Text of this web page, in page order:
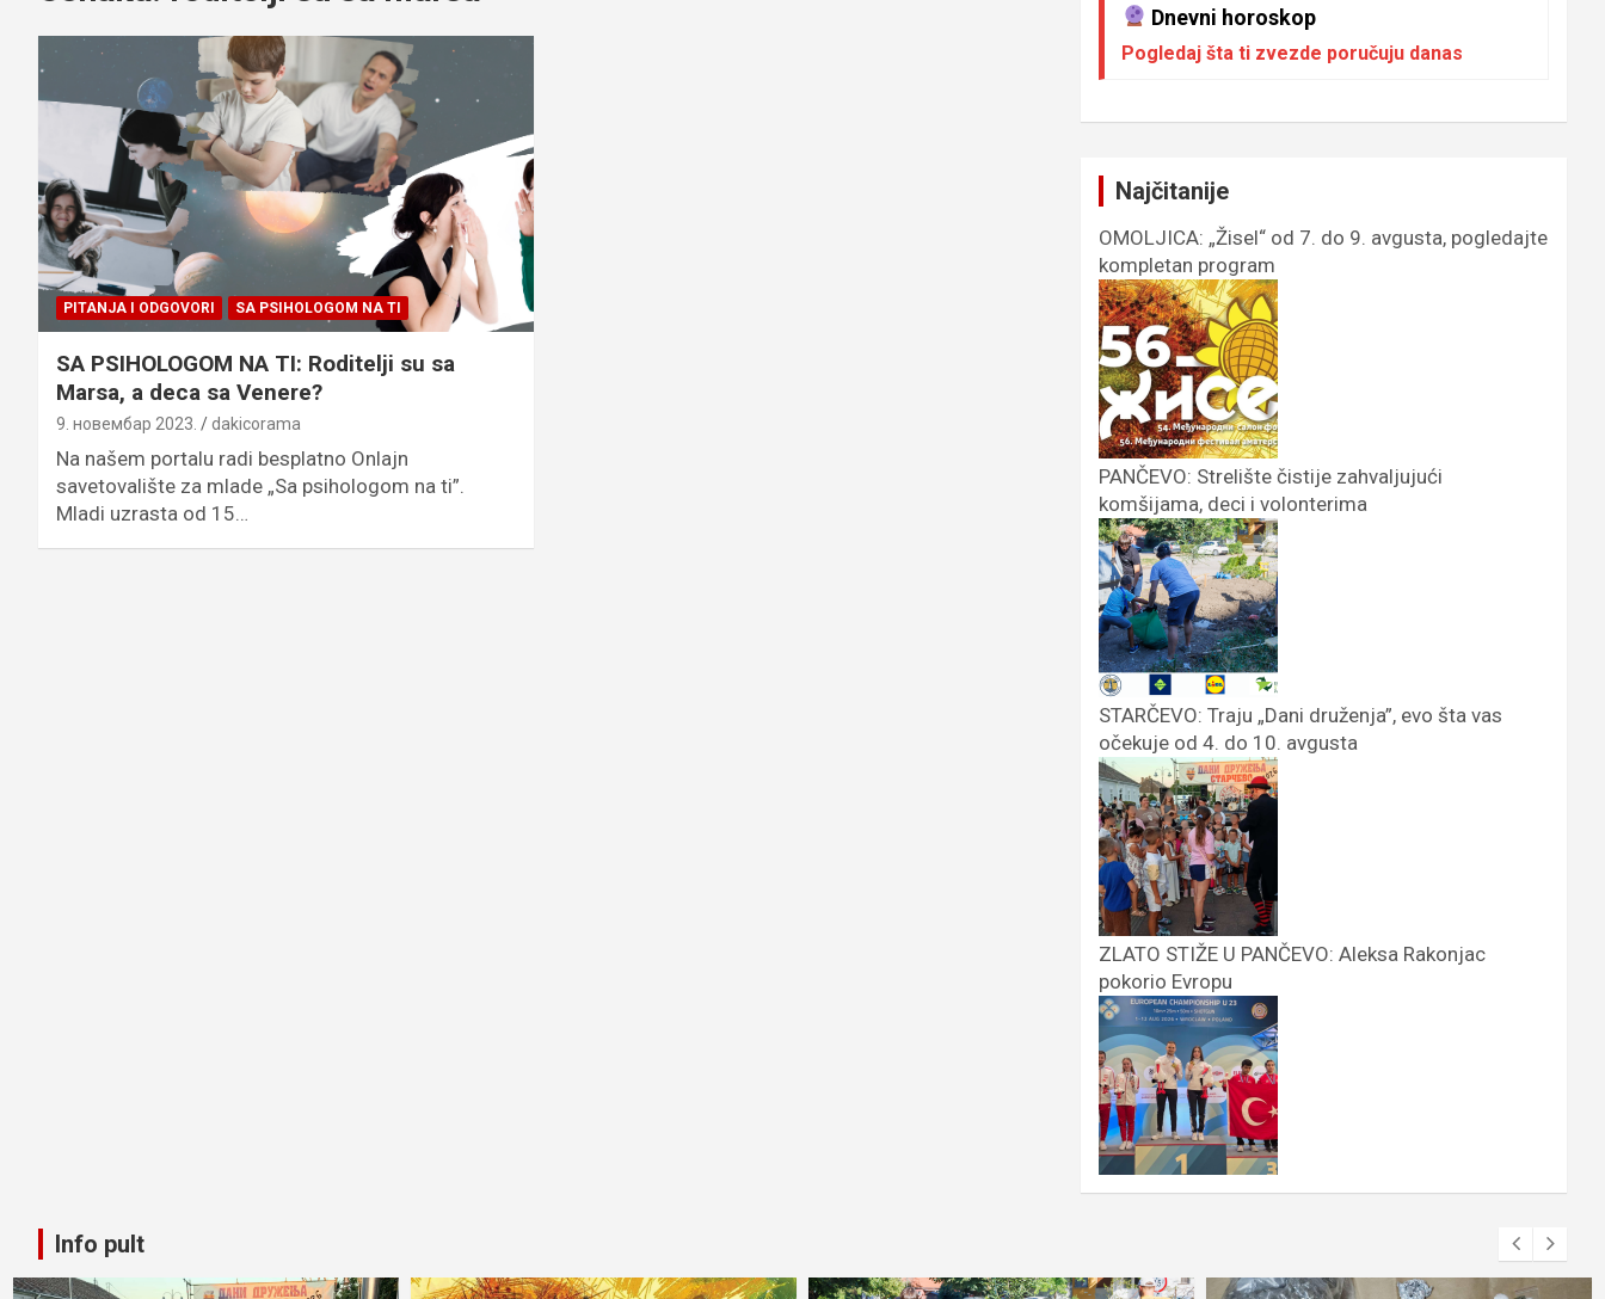
PITANJA I ODGOVORI SA PSIHOLOGOM NA TI
SA PSIHOLOGOM NA TI: Roditelji su sa
Marsa, a deca sa Venere?
9. новембар 2023. dakicorama
Na našem portalu radi besplatno Onlajn
savetovalište za mlade „Sa psihologom na ti”.
Mladi uzrasta od 15…
Dnevni horoskop
Pogledaj šta ti zvezde poručuju danas
Najčitanije
OMOLJICA: „Žisel“ od 7. do 9. avgusta, pogledajte
kompletan program
PANČEVO: Strelište čistije zahvaljujući
komšijama, deci i volonterima
STARČEVO: Traju „Dani druženja”, evo šta vas
očekuje od 4. do 10. avgusta
ZLATO STIŽE U PANČEVO: Aleksa Rakonjac
pokorio Evropu
Info pult